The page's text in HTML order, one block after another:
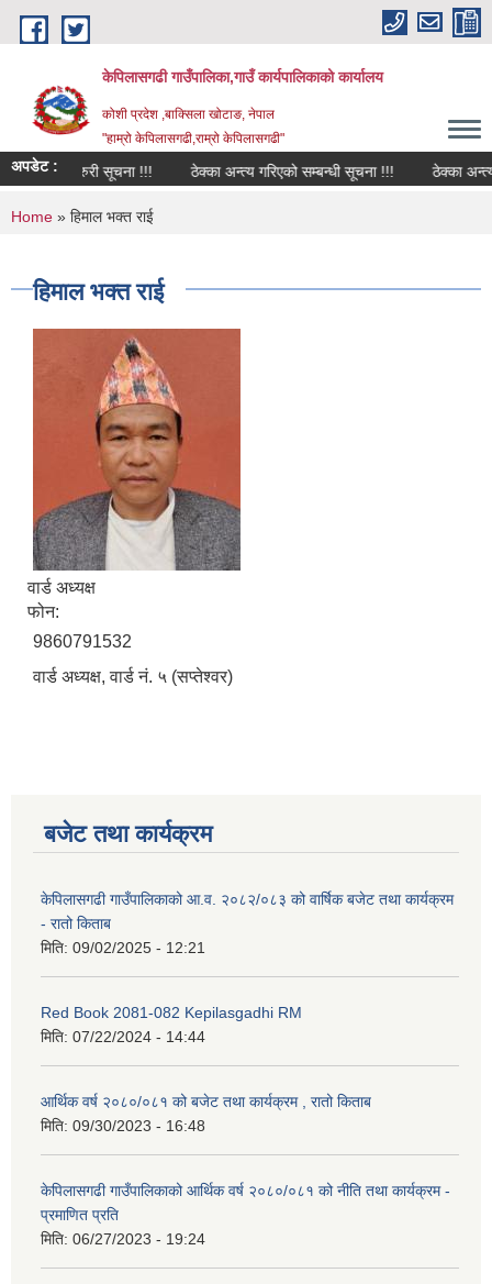
Skip to main content
केपिलासगढी गाउँपालिका,गाउँ कार्यपालिकाको कार्यालय
कोशी प्रदेश ,बाक्सिला खोटाङ, नेपाल
"हाम्रो केपिलासगढी,राम्रो केपिलासगढी"
अपडेट :
अत्यन्त जरुरी सूचना !!! ठेक्का अन्त्य गरिएको सम्बन्धी सूचना !!! ठेक्का अन्त्य
You are here
Home » हिमाल भक्त राई
हिमाल भक्त राई
वार्ड अध्यक्ष
फोन:
9860791532
वार्ड अध्यक्ष, वार्ड नं. ५ (सप्तेश्वर)
बजेट तथा कार्यक्रम
केपिलासगढी गाउँपालिकाको आ.व. २०८२/०८३ को वार्षिक बजेट तथा कार्यक्रम
- रातो किताब
मिति: 09/02/2025 - 12:21
Red Book 2081-082 Kepilasgadhi RM
मिति: 07/22/2024 - 14:44
आर्थिक वर्ष २०८०/०८१ को बजेट तथा कार्यक्रम , रातो किताब
मिति: 09/30/2023 - 16:48
केपिलासगढी गाउँपालिकाको आर्थिक वर्ष २०८०/०८१ को नीति तथा कार्यक्रम -
प्रमाणित प्रति
मिति: 06/27/2023 - 19:24